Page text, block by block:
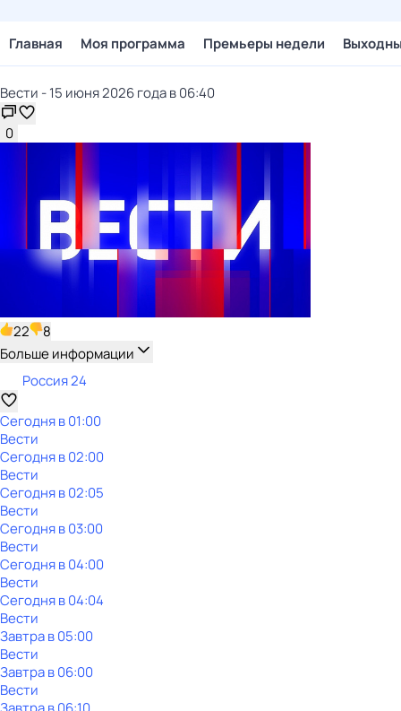
Главная Моя программа Премьеры недели
Вести - 15 июня 2026 года в 06:40
0
22
8
Больше информации
Россия 24
Сегодня в 01:00
Вести
Сегодня в 02:00
Вести
Сегодня в 02:05
Вести
Сегодня в 03:00
Вести
Сегодня в 04:00
Вести
Сегодня в 04:04
Вести
Завтра в 05:00
Вести
Завтра в 06:00
Вести